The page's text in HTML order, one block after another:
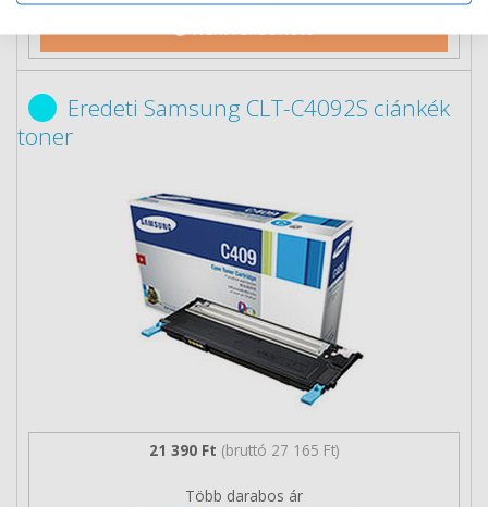
Nem rendelhető
Eredeti Samsung CLT-C4092S ciánkék
toner
21 390 Ft (bruttó 27 165 Ft)
Több darabos ár